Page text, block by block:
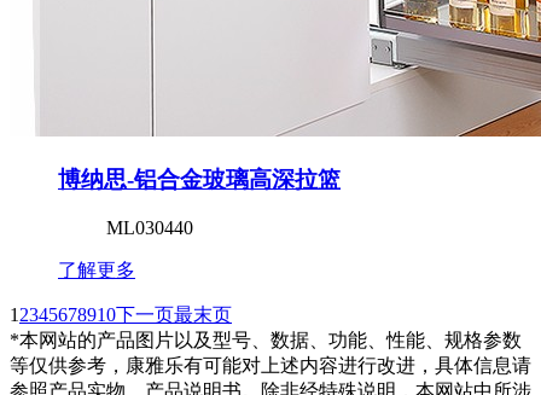
博纳思-铝合金玻璃高深拉篮
ML030440
了解更多
1 2345678910下一页最末页
*本网站的产品图片以及型号、数据、功能、性能、规格参数
等仅供参考，康雅乐有可能对上述内容进行改进，具体信息请